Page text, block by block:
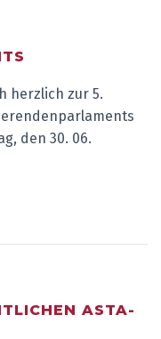
herzlich zur 5.
den 30. 06.
ASTA-